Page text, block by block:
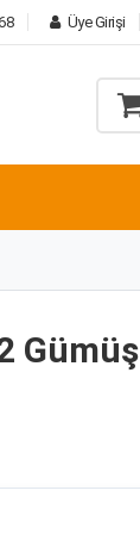
Üye Girişi
Gümüş